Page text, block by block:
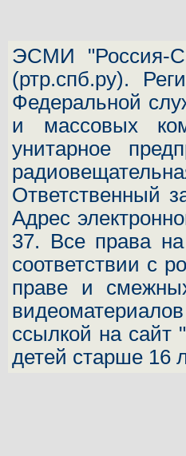
ЭСМИ "Россия-
(ртр.спб.ру).
Федеральной
и массовых
унитарное
Ответственный
Адрес
37. Все права
соответствии с
праве и
ссылкой на сайт
детей старше 16